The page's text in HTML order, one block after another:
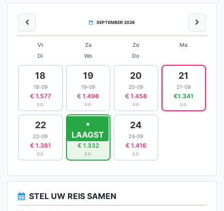
SEPTEMBER 2026
Vr Za Zo
Ma
Di
Wo Do
18
18-09
€ 1.577
p.p.
19
19-09
€ 1.498
p.p.
20
20-09
€ 1.458
p.p.
21
21-09
€1.341
p.p.
22
22-09
€ 1.381
p.p.
LAAGST
23
23-09
€ 1.332
p.p.
24
24-09
€ 1.416
p.p.
STEL UW REIS SAMEN